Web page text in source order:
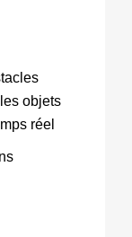
objets
réel